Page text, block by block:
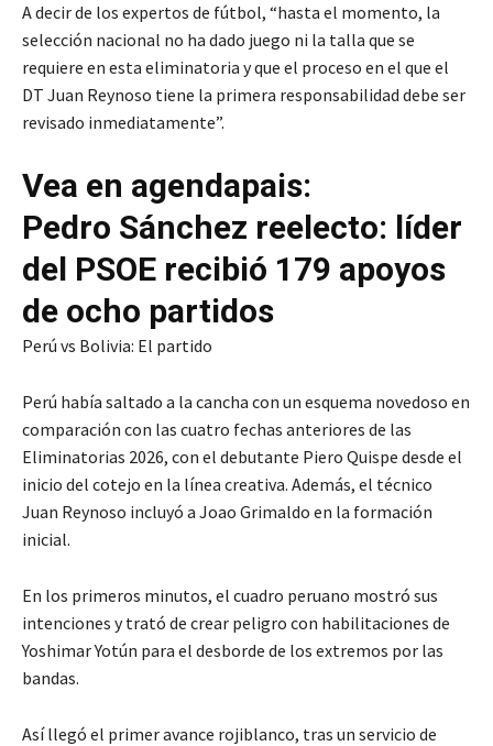
A decir de los expertos de fútbol, “hasta el momento, la
selección nacional no ha dado juego ni la talla que se
requiere en esta eliminatoria y que el proceso en el que el
DT Juan Reynoso tiene la primera responsabilidad debe ser
revisado inmediatamente”.
Vea en agendapais:
Pedro Sánchez reelecto: líder
del PSOE recibió 179 apoyos
de ocho partidos
Perú vs Bolivia: El partido
Perú había saltado a la cancha con un esquema novedoso en
comparación con las cuatro fechas anteriores de las
Eliminatorias 2026, con el debutante Piero Quispe desde el
inicio del cotejo en la línea creativa. Además, el técnico
Juan Reynoso incluyó a Joao Grimaldo en la formación
inicial.
En los primeros minutos, el cuadro peruano mostró sus
intenciones y trató de crear peligro con habilitaciones de
Yoshimar Yotún para el desborde de los extremos por las
bandas.
Así llegó el primer avance rojiblanco, tras un servicio de